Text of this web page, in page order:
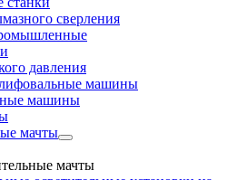
сверления
давления
машины
машины
мачты
мачты